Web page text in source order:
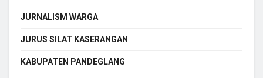
JURNALISM WARGA
JURUS SILAT KASERANGAN
KABUPATEN PANDEGLANG